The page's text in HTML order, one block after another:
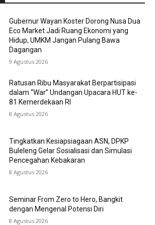
Gubernur Wayan Koster Dorong Nusa Dua
Eco Market Jadi Ruang Ekonomi yang
Hidup, UMKM Jangan Pulang Bawa
Dagangan
9 Agustus 2026
Ratusan Ribu Masyarakat Berpartisipasi
dalam “War” Undangan Upacara HUT ke-
81 Kemerdekaan RI
8 Agustus 2026
Tingkatkan Kesiapsiagaan ASN, DPKP
Buleleng Gelar Sosialisasi dan Simulasi
Pencegahan Kebakaran
8 Agustus 2026
Seminar From Zero to Hero, Bangkit
dengan Mengenal Potensi Diri
8 Agustus 2026